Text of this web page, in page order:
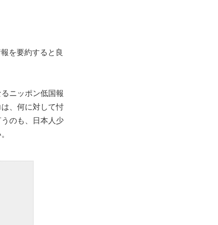
を要約すると良
ニッポン低国報
、何に対して忖
のも、日本人少